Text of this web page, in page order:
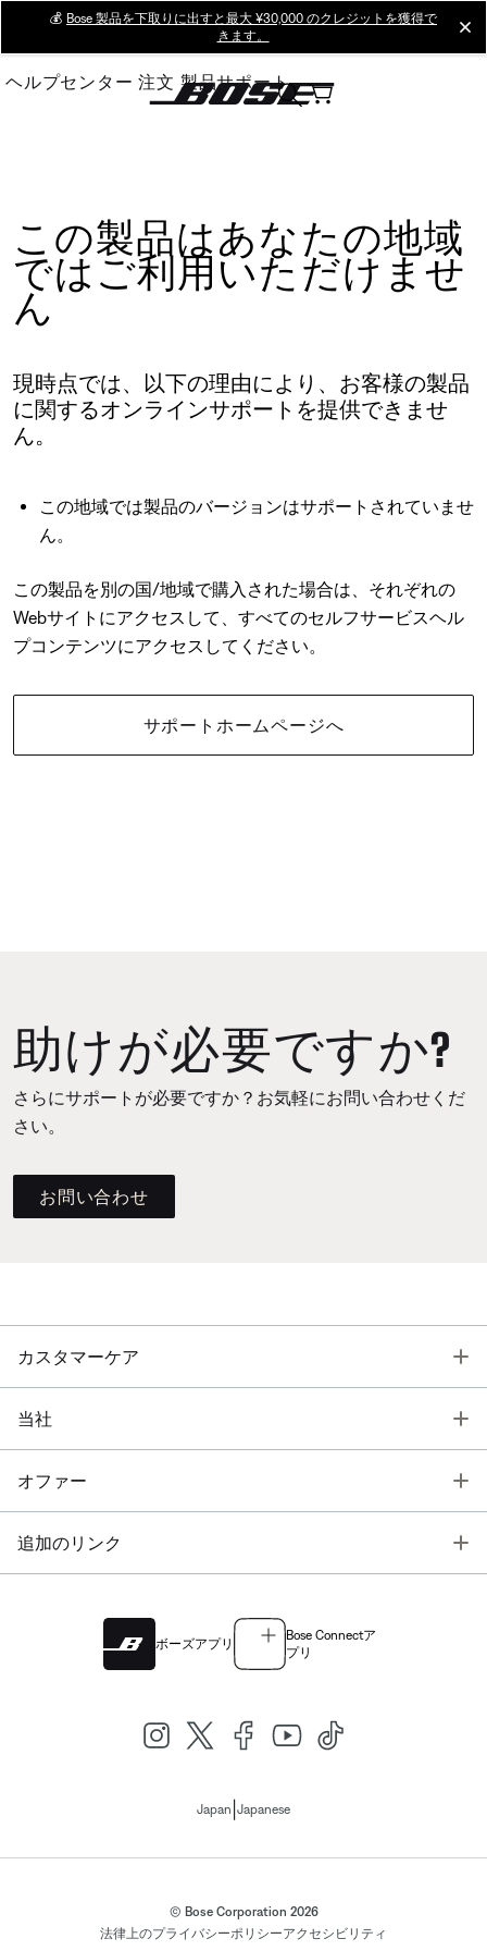
Main
💰 Bose 製品を下取りに出すと最大 ¥30,000 のクレジットを獲得で
きます。
ヘルプセンター 注文 製品サポート
この製品はあなたの地域
ではご利用いただけませ
ん
現時点では、以下の理由により、お客様の製品
に関するオンラインサポートを提供できませ
ん。
この地域では製品のバージョンはサポートされていませ
ん。
この製品を別の国/地域で購入された場合は、それぞれの
Webサイトにアクセスして、すべてのセルフサービスヘル
プコンテンツにアクセスしてください。
サポートホームページへ
助けが必要ですか?
さらにサポートが必要ですか？お気軽にお問い合わせくだ
さい。
お問い合わせ
カスタマーケア
当社
オファー
追加のリンク
ボーズアプリ
Bose Connectア
プリ
Japan Japanese
© Bose Corporation 2026
法律上のプライバシーポリシーアクセシビリティ